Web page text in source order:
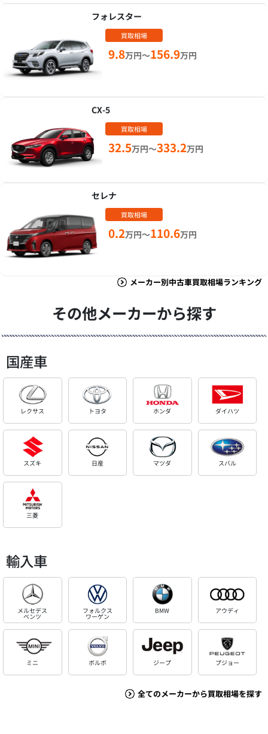
フォレスター
買取相場
9.8万円～156.9万円
CX-5
買取相場
32.5万円～333.2万円
セレナ
買取相場
0.2万円～110.6万円
メーカー別中古車買取相場ランキング
その他メーカーから探す
国産車
レクサス トヨタ ホンダ ダイハツ
スズキ 日産 マツダ スバル
三菱
輸入車
メルセデス
ベンツ
フォルクス
ワーゲン
BMW アウディ
ミニ ボルボ ジープ プジョー
全てのメーカーから買取相場を探す